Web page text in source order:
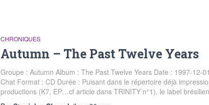
CHRONIQUES
Autumn – The Past Twelve Years
Groupe : Autumn Album : The Past Twelve Years Date : 1997-12-
Chat Format : CD Durée : Puisant dans le répertoire déjà
productions (K7, EP…cf article dans TRINITY n°1), le label